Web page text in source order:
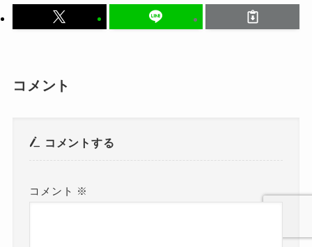
コメント
コメントする
コメント ※